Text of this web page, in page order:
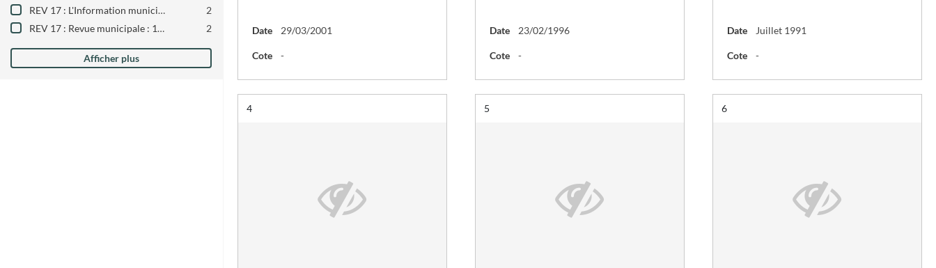
REV 17 : L'Information municipale : 1977-1984
2
REV 17 : Revue municipale : 1970-1985
2
Afficher plus
Date 29/03/2001
Cote -
Date 23/02/1996
Cote -
Date Juillet 1991
Cote -
Résultat n°
4 Résultat n°
5 Résultat n°
6